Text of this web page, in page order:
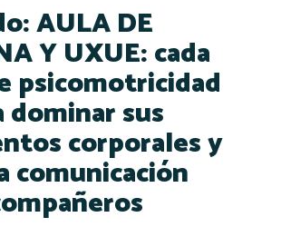
AULA DE
Y UXUE: cada
psicomotricidad
sus
corporales y
comunicación